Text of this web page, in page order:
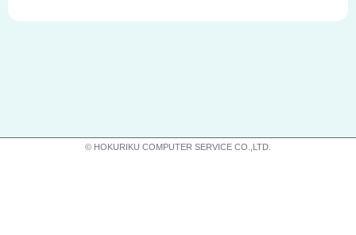
© HOKURIKU COMPUTER SERVICE CO.,LTD.